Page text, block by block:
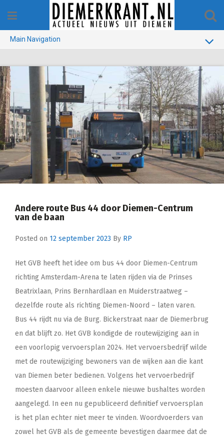
content
Main Navigation
GEMEENTE
1970-1990
VERKIEZINGEN
COLOFON
Andere route Bus 44 door Diemen-Centrum
van de baan
Posted on 12 september 2023 By RP
Het GVB heeft het idee om bus 44 door Diemen-Centrum
richting Amsterdam-Arena te laten rijden via de Prinses
Beatrixlaan, Prins Bernhardlaan en Muiderstraatweg –
dezelfde route als richting Diemen-Noord – laten varen.
Bus 44 rijdt nu via de Burg. Bickerstraat naar de Diemerbrug
en dat blijft zo. Het GVB kondigde de routewijziging aan in
een voorlopig vervoersplan 2024. Het vervoersbedrijf wilde
met de routewijziging bewoners van de wijken aan die kant
van Diemen beter bedienen. Volgens het vervoerbedrijf
moesten daarvoor alleen enkele nieuwe bushaltes worden
aangelegd. In een nu gepubliceerd definitief vervoersplan
is het plan echter niet meer te vinden. Woordvoerders van
zowel het GVB als de gemeente bevestigen daarmee dat de